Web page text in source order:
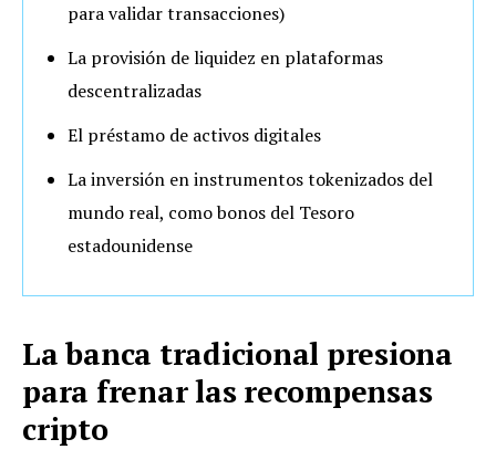
para validar transacciones)
La provisión de liquidez en plataformas
descentralizadas
El préstamo de activos digitales
La inversión en instrumentos tokenizados del
mundo real, como bonos del Tesoro
estadounidense
La banca tradicional presiona
para frenar las recompensas
cripto